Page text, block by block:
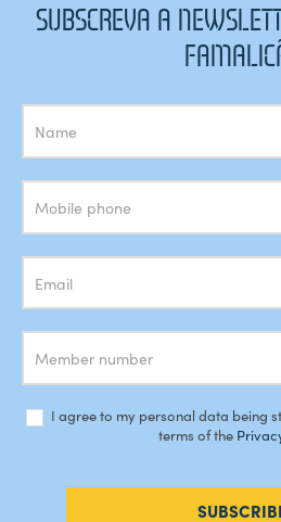
SUBSCREVA A
Subscrição
Newsletter
I agree to my personal data being
terms of the